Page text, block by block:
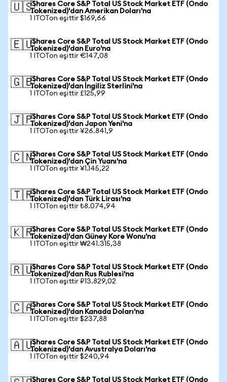
🇺🇸iShares Core S&P Total US Stock Market ETF (Ondo
Tokenized)'dan Amerikan Doları'na
1 ITOTon eşittir $169,66
🇪🇺iShares Core S&P Total US Stock Market ETF (Ondo
Tokenized)'dan Euro'na
1 ITOTon eşittir €147,08
🇬🇧iShares Core S&P Total US Stock Market ETF (Ondo
Tokenized)'dan İngiliz Sterlini'na
1 ITOTon eşittir £125,99
🇯🇵iShares Core S&P Total US Stock Market ETF (Ondo
Tokenized)'dan Japon Yeni'na
1 ITOTon eşittir ¥26.841,9
🇨🇳iShares Core S&P Total US Stock Market ETF (Ondo
Tokenized)'dan Çin Yuanı'na
1 ITOTon eşittir ¥1.145,22
🇹🇷iShares Core S&P Total US Stock Market ETF (Ondo
Tokenized)'dan Türk Lirası'na
1 ITOTon eşittir ₺8.074,94
🇰🇷iShares Core S&P Total US Stock Market ETF (Ondo
Tokenized)'dan Güney Kore Wonu'na
1 ITOTon eşittir ₩241.315,38
🇷🇺iShares Core S&P Total US Stock Market ETF (Ondo
Tokenized)'dan Rus Rublesi'na
1 ITOTon eşittir ₽13.829,02
🇨🇦iShares Core S&P Total US Stock Market ETF (Ondo
Tokenized)'dan Kanada Doları'na
1 ITOTon eşittir $237,88
🇦🇺iShares Core S&P Total US Stock Market ETF (Ondo
Tokenized)'dan Avustralya Doları'na
1 ITOTon eşittir $240,94
iShares Core S&P Total US Stock Market ETF (Ondo